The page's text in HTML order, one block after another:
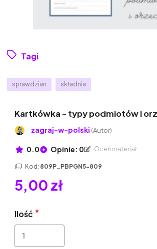
Tagi
sprawdzian składnia
Kartkówka - typy podmiotów i
zagraj-w-polski (Autor)
0.0 Opinie: 0 Oceń materiał
Kod: 809P_PBPGN5-809
5,00 zł
Ilość